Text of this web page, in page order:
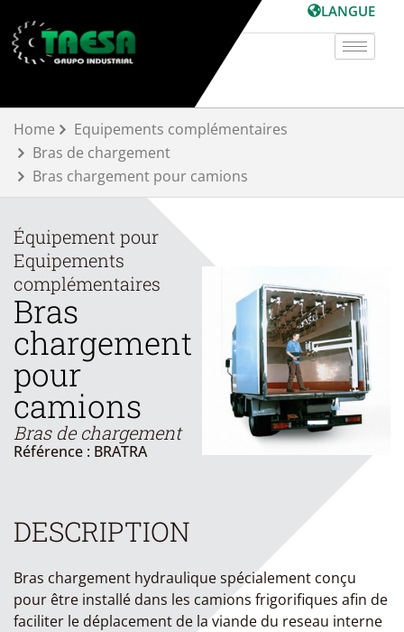
au
contenu
LANGUE
Home
Equipements complémentaires
Bras de chargement
Bras chargement pour camions
Équipement pour
Equipements
complémentaires
Bras
chargement
pour
camions
Bras de chargement
Référence : BRATRA
DESCRIPTION
Bras chargement hydraulique spécialement conçu
pour être installé dans les camions frigorifiques afin de
faciliter le déplacement de la viande du reseau interne